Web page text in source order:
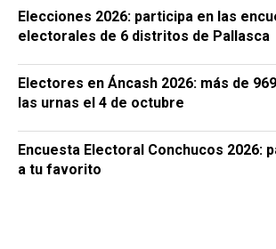
Elecciones 2026: participa en las
electorales de 6 distritos de Pallasca
Electores en Áncash 2026: más de
las urnas el 4 de octubre
Encuesta Electoral Conchucos 2026:
a tu favorito